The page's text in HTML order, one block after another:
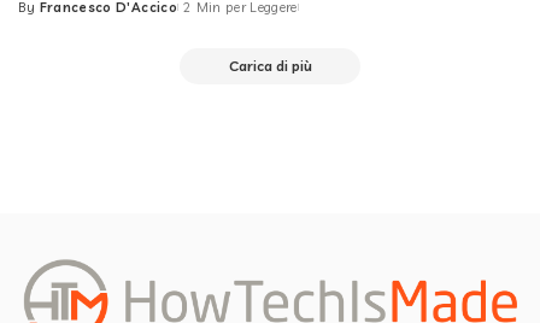
Posted
By Francesco D'Accico 2 Min per Leggere
Carica di più